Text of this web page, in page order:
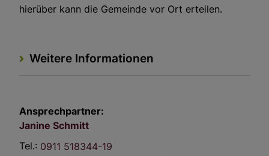
hierüber kann die Gemeinde vor Ort erteilen.
Weitere Informationen
Ansprechpartner:
Janine Schmitt
Tel.: 0911 518344-19